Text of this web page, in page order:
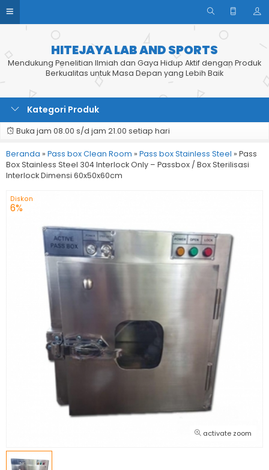
HITEJAYA LAB AND SPORTS
Mendukung Penelitian Ilmiah dan Gaya Hidup Aktif dengan Produk
Berkualitas untuk Masa Depan yang Lebih Baik
Kategori Produk
Buka jam 08.00 s/d jam 21.00 setiap hari
Beranda » Pass box Clean Room » Pass box Stainless Steel » Pass
Box Stainless Steel 304 Interlock Only – Passbox / Box Sterilisasi
Interlock Dimensi 60x50x60cm
activate zoom
Diskon
6%